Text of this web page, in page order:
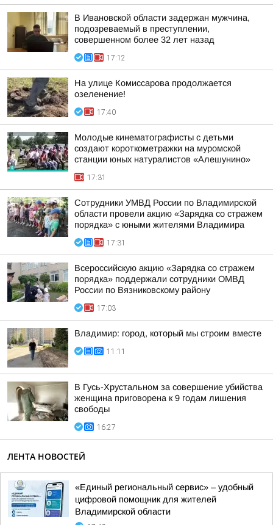
В Ивановской области задержан мужчина,
подозреваемый в преступлении,
совершенном более 32 лет назад
17:12
На улице Комиссарова продолжается
озеленение!
17:40
Молодые кинематографисты с детьми
создают короткометражки на муромской
станции юных натуралистов «Алешунино»
17:31
Сотрудники УМВД России по Владимирской
области провели акцию «Зарядка со стражем
порядка» с юными жителями Владимира
17:31
Всероссийскую акцию «Зарядка со стражем
порядка» поддержали сотрудники ОМВД
России по Вязниковскому району
17:03
Владимир: город, который мы строим вместе
11:11
В Гусь-Хрустальном за совершение убийства
женщина приговорена к 9 годам лишения
свободы
16:27
ЛЕНТА НОВОСТЕЙ
«Единый региональный сервис» – удобный
цифровой помощник для жителей
Владимирской области